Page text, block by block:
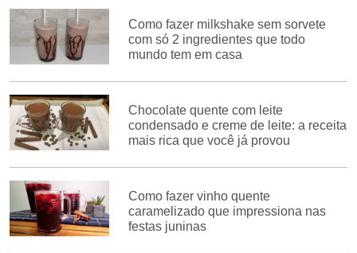
Como fazer milkshake sem sorvete
com só 2 ingredientes que todo
mundo tem em casa
Chocolate quente com leite
condensado e creme de leite: a receita
mais rica que você já provou
Como fazer vinho quente
caramelizado que impressiona nas
festas juninas